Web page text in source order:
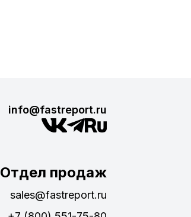
info@fastreport.ru
Отдел продаж
sales@fastreport.ru